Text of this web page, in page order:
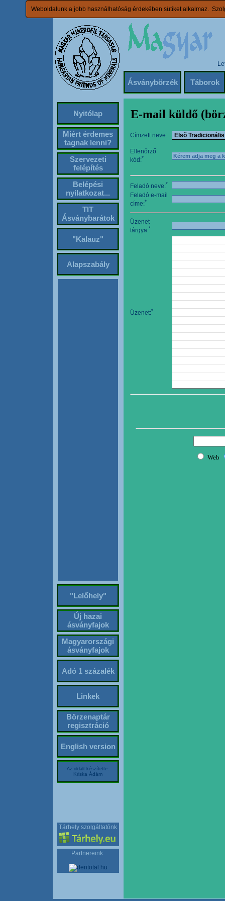
Weboldalunk a jobb használhatóság érdekében sütiket alkalmaz.
Ásványbörzék Táborok
Nyitólap
Miért érdemes
tagnak lenni?
Szervezeti
felépítés
Belépési
nyilatkozat...
TIT
Ásványbarátok
"Kalauz"
Alapszabály
"Lelőhely"
Új hazai
ásványfajok
Magyarországi
ásványfajok
Adó 1 százalék
Linkek
Börzenaptár
regisztráció
English version
Az oldalt készítette:
Kriska Ádám
Tárhely szolgáltatónk
Partnereink:
E-mail küldő
Címzett neve:
Ellenőrző
kód:*
Feladó neve:*
Feladó e-mail
címe:*
Üzenet
tárgya:*
Üzenet:*